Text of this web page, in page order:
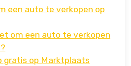
een auto te verkopen op
om een auto te verkopen
gratis op Marktplaats